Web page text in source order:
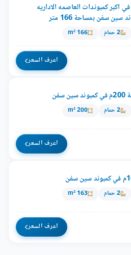
اكبر كمبوندات العاصمه الاداريه
سين سفن بمساحة 166 متر
2 حمام 166 m²
اعرف السعر
2 حمام 200 m²
اعرف السعر
2 حمام 163 m²
اعرف السعر